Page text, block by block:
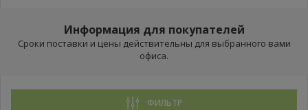
Информация для покупателей
Сроки поставки и цены действительны для выбранного вами
офиса.
ФИЛЬТР